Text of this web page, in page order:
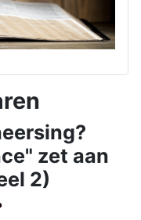
zet aan
2)